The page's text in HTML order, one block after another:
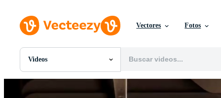
Vectores Fotos
Videos
Todas Imágenes
PNGs